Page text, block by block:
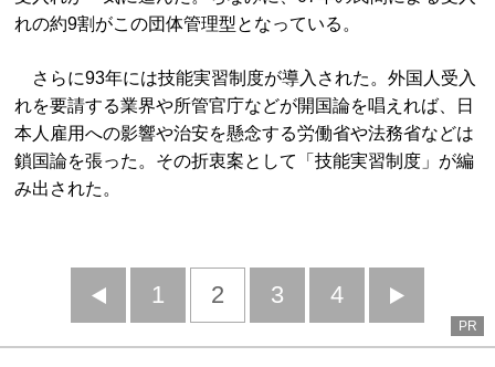
れの約9割がこの団体管理型となっている。
さらに93年には技能実習制度が導入された。外国人受入
れを要請する業界や所管官庁などが開国論を唱えれば、日
本人雇用への影響や治安を懸念する労働省や法務省などは
鎖国論を張った。その折衷案として「技能実習制度」が編
み出された。
前
へ
1 2 3 4
へ
PR